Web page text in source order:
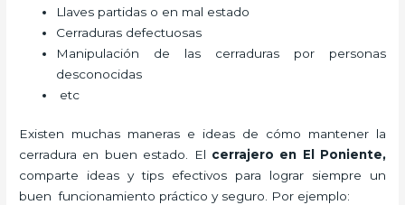
Llaves partidas o en mal estado
Cerraduras defectuosas
Manipulación de las cerraduras por personas
desconocidas
etc
Existen muchas maneras e ideas de cómo mantener la
cerradura en buen estado. El cerrajero en El Poniente,
comparte ideas y tips efectivos para lograr siempre un
buen funcionamiento práctico y seguro. Por ejemplo: